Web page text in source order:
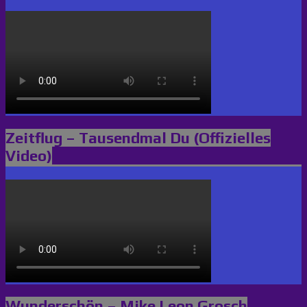
Zeitflug – Tausendmal Du (Offizielles
Video)